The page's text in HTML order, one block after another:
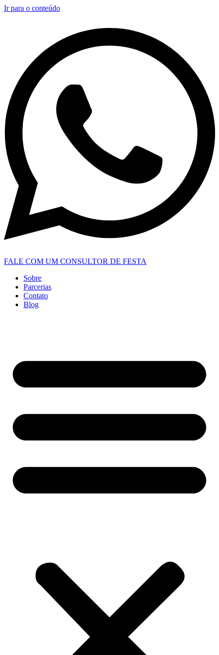
Ir para o conteúdo
FALE COM UM CONSULTOR DE FESTA
Sobre
Parcerias
Contato
Blog